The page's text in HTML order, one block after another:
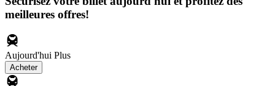
meilleures offres!
Aujourd'hui Plus
Acheter